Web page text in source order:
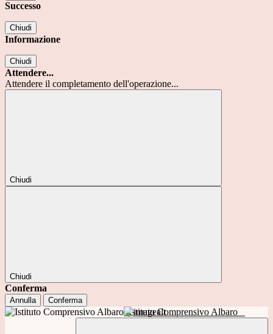
Successo
Chiudi
Informazione
Chiudi
Attendere...
Attendere il completamento dell'operazione...
Chiudi
Chiudi
Conferma
Annulla Conferma
Istituto Comprensivo Albaro